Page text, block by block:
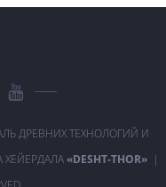
ДРЕВНИХ ТЕХНОЛОГИЙ И
«DESHT-THOR» |